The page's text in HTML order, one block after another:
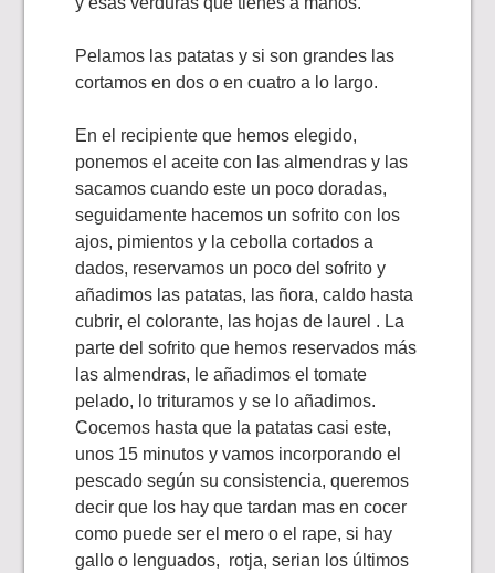
Pelamos las patatas y si son grandes las
cortamos en dos o en cuatro a lo largo.
En el recipiente que hemos elegido,
ponemos el aceite con las almendras y las
sacamos cuando este un poco doradas,
seguidamente hacemos un sofrito con los
ajos, pimientos y la cebolla cortados a
dados, reservamos un poco del sofrito y
añadimos las patatas, las ñora, caldo hasta
cubrir, el colorante, las hojas de laurel . La
parte del sofrito que hemos reservados más
las almendras, le añadimos el tomate
pelado, lo trituramos y se lo añadimos.
Cocemos hasta que la patatas casi este,
unos 15 minutos y vamos incorporando el
pescado según su consistencia, queremos
decir que los hay que tardan mas en cocer
como puede ser el mero o el rape, si hay
gallo o lenguados, rotja, serian los últimos